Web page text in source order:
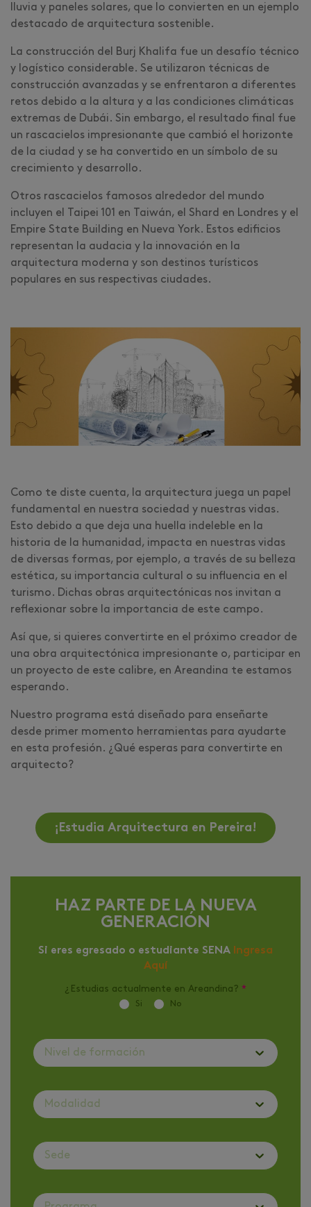
lluvia y paneles solares, que lo convierten en un ejemplo
destacado de arquitectura sostenible.
La construcción del Burj Khalifa fue un desafío técnico
y logístico considerable. Se utilizaron técnicas de
construcción avanzadas y se enfrentaron a diferentes
retos debido a la altura y a las condiciones climáticas
extremas de Dubái. Sin embargo, el resultado final fue
un rascacielos impresionante que cambió el horizonte
de la ciudad y se ha convertido en un símbolo de su
crecimiento y desarrollo.
Otros rascacielos famosos alrededor del mundo
incluyen el Taipei 101 en Taiwán, el Shard en Londres y el
Empire State Building en Nueva York. Estos edificios
representan la audacia y la innovación en la
arquitectura moderna y son destinos turísticos
populares en sus respectivas ciudades.
Como te diste cuenta, la arquitectura juega un papel
fundamental en nuestra sociedad y nuestras vidas.
Esto debido a que deja una huella indeleble en la
historia de la humanidad, impacta en nuestras vidas
de diversas formas, por ejemplo, a través de su belleza
estética, su importancia cultural o su influencia en el
turismo. Dichas obras arquitectónicas nos invitan a
reflexionar sobre la importancia de este campo.
Así que, si quieres convertirte en el próximo creador de
una obra arquitectónica impresionante o, participar en
un proyecto de este calibre, en Areandina te estamos
esperando.
Nuestro programa está diseñado para enseñarte
desde primer momento herramientas para ayudarte
en esta profesión. ¿Qué esperas para convertirte en
arquitecto?
¡Estudia Arquitectura en Pereira!
HAZ PARTE DE LA NUEVA
GENERACIÓN
Si eres egresado o estudiante SENA Ingresa
Aquí
¿Estudias actualmente en Areandina? *
Si No
Nivel de formación
Modalidad
Sede